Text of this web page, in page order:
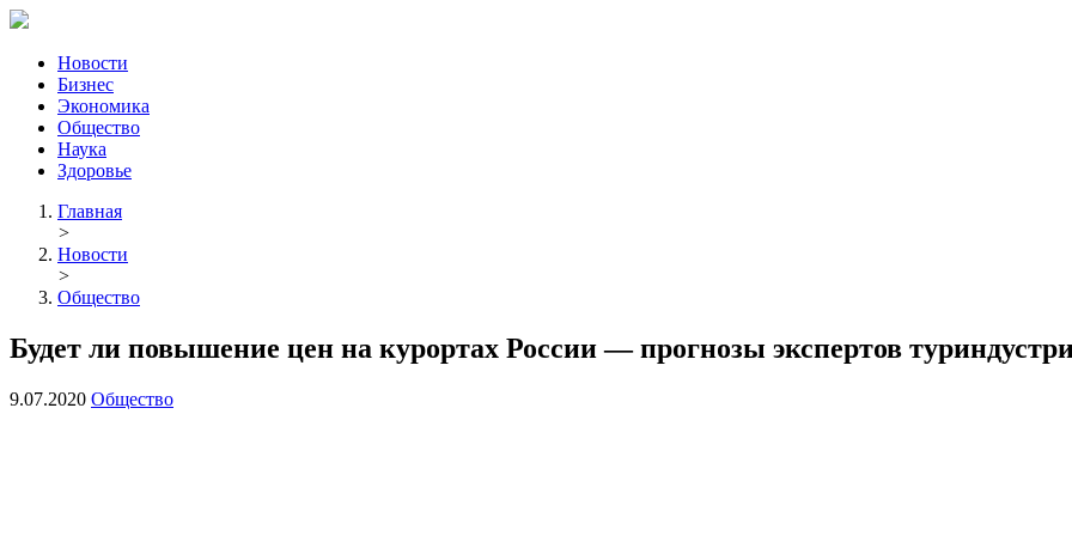
Новости
Бизнес
Экономика
Общество
Наука
Здоровье
Главная
>
Новости
>
Общество
Будет ли повышение цен на курортах России — прогнозы экспертов
9.07.2020 Общество